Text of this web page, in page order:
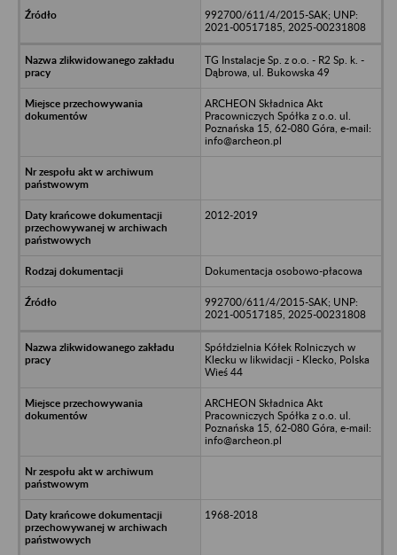
992700/611/4/2015-SAK; UNP:
2021-00517185, 2025-00231808
TG Instalacje Sp. z o.o. - R2 Sp. k. -
Dąbrowa, ul. Bukowska 49
ARCHEON Składnica Akt
Pracowniczych Spółka z o.o. ul.
Poznańska 15, 62-080 Góra, e-mail:
info@archeon.pl
2012-2019
Dokumentacja osobowo-płacowa
992700/611/4/2015-SAK; UNP:
2021-00517185, 2025-00231808
Spółdzielnia Kółek Rolniczych w
Klecku w likwidacji - Klecko, Polska
Wieś 44
ARCHEON Składnica Akt
Pracowniczych Spółka z o.o. ul.
Poznańska 15, 62-080 Góra, e-mail:
info@archeon.pl
1968-2018